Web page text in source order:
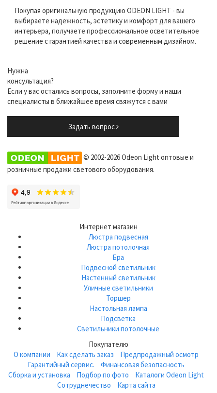
Покупая оригинальную продукцию ODEON LIGHT - вы
выбираете надежность, эстетику и комфорт для вашего
интерьера, получаете профессиональное осветительное
решение с гарантией качества и современным дизайном.
Нужна
консультация?
Если у вас остались вопросы, заполните форму и наши
специалисты в ближайшее время свяжутся с вами
Задать вопрос
© 2002-2026 Odeon Light оптовые и
розничные продажи светового оборудования.
Интернет магазин
Люстра подвесная
Люстра потолочная
Бра
Подвесной светильник
Настенный светильник
Уличные светильники
Торшер
Настольная лампа
Подсветка
Светильники потолочные
Покупателю
О компании
Как сделать заказ
Предпродажный осмотр
Гарантийный сервис.
Финансовая безопасность
Сборка и установка
Подбор по фото
Каталоги Odeon Light
Сотруднечество
Карта сайта